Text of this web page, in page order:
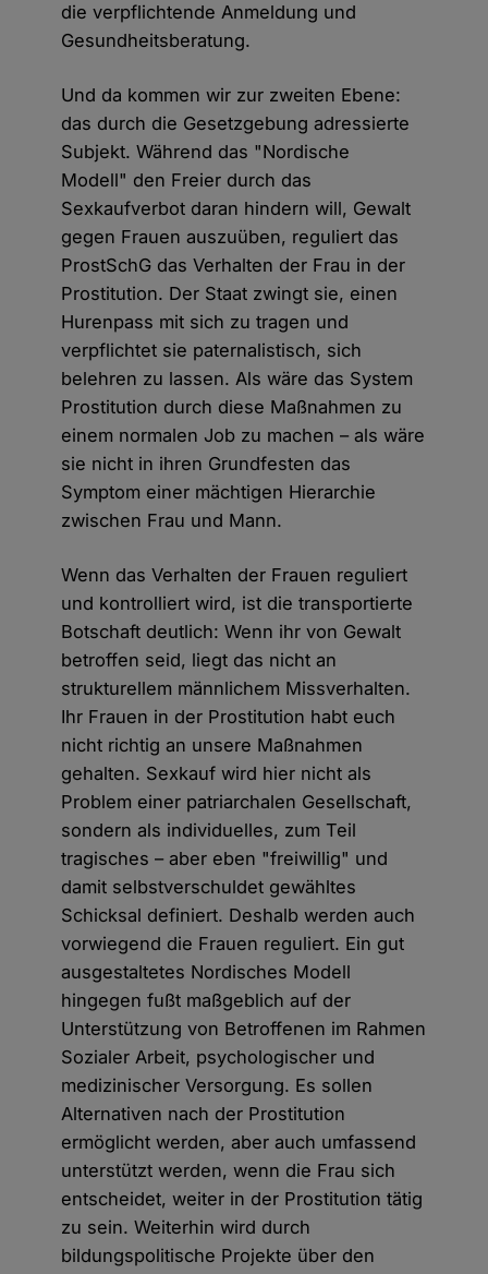
die verpflichtende Anmeldung und
Gesundheitsberatung.
Und da kommen wir zur zweiten Ebene:
das durch die Gesetzgebung adressierte
Subjekt. Während das "Nordische
Modell" den Freier durch das
Sexkaufverbot daran hindern will, Gewalt
gegen Frauen auszuüben, reguliert das
ProstSchG das Verhalten der Frau in der
Prostitution. Der Staat zwingt sie, einen
Hurenpass mit sich zu tragen und
verpflichtet sie paternalistisch, sich
belehren zu lassen. Als wäre das System
Prostitution durch diese Maßnahmen zu
einem normalen Job zu machen – als wäre
sie nicht in ihren Grundfesten das
Symptom einer mächtigen Hierarchie
zwischen Frau und Mann.
Wenn das Verhalten der Frauen reguliert
und kontrolliert wird, ist die transportierte
Botschaft deutlich: Wenn ihr von Gewalt
betroffen seid, liegt das nicht an
strukturellem männlichem Missverhalten.
Ihr Frauen in der Prostitution habt euch
nicht richtig an unsere Maßnahmen
gehalten. Sexkauf wird hier nicht als
Problem einer patriarchalen Gesellschaft,
sondern als individuelles, zum Teil
tragisches – aber eben "freiwillig" und
damit selbstverschuldet gewähltes
Schicksal definiert. Deshalb werden auch
vorwiegend die Frauen reguliert. Ein gut
ausgestaltetes Nordisches Modell
hingegen fußt maßgeblich auf der
Unterstützung von Betroffenen im Rahmen
Sozialer Arbeit, psychologischer und
medizinischer Versorgung. Es sollen
Alternativen nach der Prostitution
ermöglicht werden, aber auch umfassend
unterstützt werden, wenn die Frau sich
entscheidet, weiter in der Prostitution tätig
zu sein. Weiterhin wird durch
bildungspolitische Projekte über den